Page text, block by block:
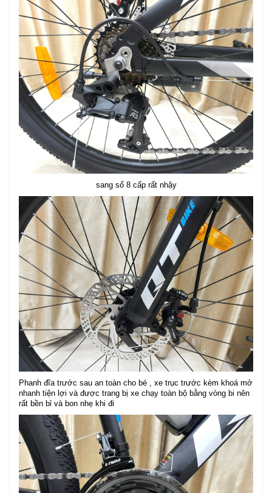
sang số 8 cấp rất nhậy
Phanh đĩa trước sau an toàn cho bé , xe trục trước kèm khoá mở
nhanh tiện lợi và được trang bị xe chạy toàn bộ bằng vòng bi nên
rất bền bỉ và bon nhẹ khi đi